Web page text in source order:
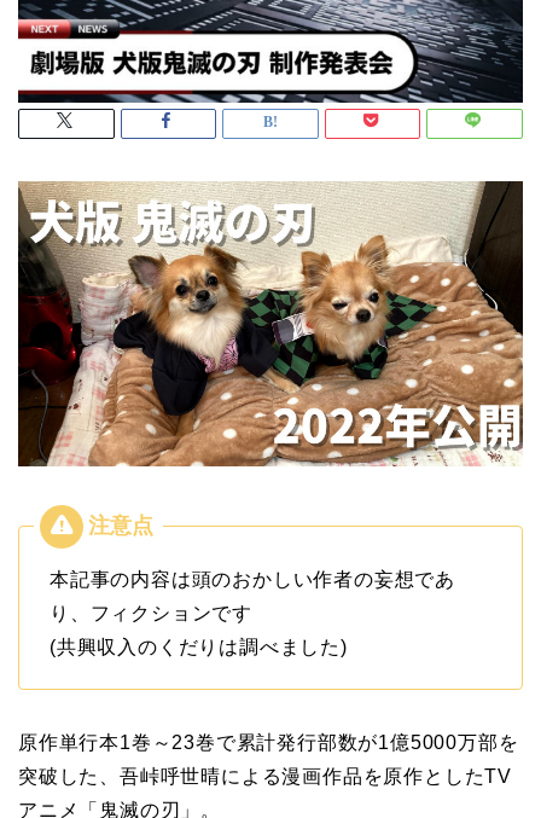
本記事の内容は頭のおかしい作者の妄想であ
り、フィクションです
(共興収入のくだりは調べました)
原作単行本1巻～23巻で累計発行部数が1億5000万部を
突破した、吾峠呼世晴による漫画作品を原作としたTV
アニメ「鬼滅の刃」。